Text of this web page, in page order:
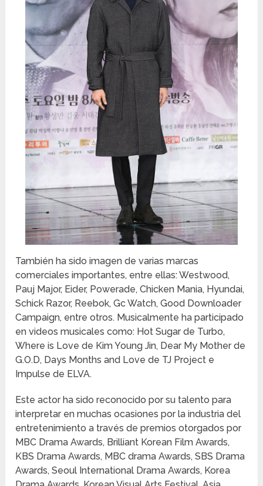
También ha sido imagen de varias marcas
comerciales importantes, entre ellas: Westwood,
Pauj Major, Eider, Powerade, Chicken Mania, Hyundai,
Schick Razor, Reebok, Gc Watch, Good Downloader
Campaign, entre otros. Musicalmente ha participado
en videos musicales como: Hot Sugar de Turbo,
Where is Love de Kim Young Jin, Dear My Mother de
G.O.D, Days Months and Love de TJ Project e
Impulse de ELVA.
Este actor ha sido reconocido por su talento para
interpretar en muchas ocasiones por la industria del
entretenimiento a través de premios otorgados por
MBC Drama Awards, Brilliant Korean Film Awards,
KBS Drama Awards, MBC drama Awards, SBS Drama
Awards, Seoul International Drama Awards, Korea